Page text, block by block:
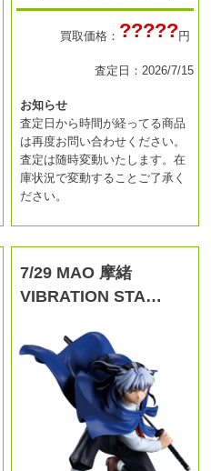
買取価格： ?????円
査定日：2026/7/15
お知らせ
査定日から時間が経ってる商品
は再度お問い合わせください。
査定は随時変動いたします。在
庫状況で変動することご了承く
ださい。
7/29 MAO 摩緒
VIBRATION STA…